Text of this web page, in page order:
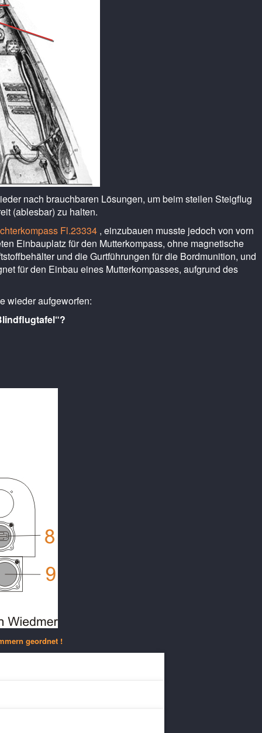
nach brauchbaren Lösungen, um beim steilen Steigflug
(ablesbar) zu halten.
Fl.23334 , einzubauen musste jedoch von vorn
Einbauplatz für den Mutterkompass, ohne magnetische
und die Gurtführungen für die Bordmunition, und
für den Einbau eines Mutterkompasses, aufgrund des
wieder aufgeworfen:
geordnet !